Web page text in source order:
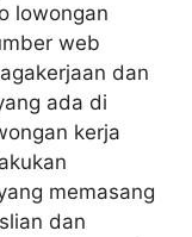
lowongan
web
dan
ada di
kerja
memasang
dan